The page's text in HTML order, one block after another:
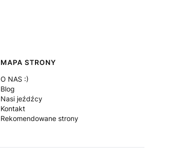
MAPA STRONY
O NAS :)
Blog
Nasi jeźdźcy
Kontakt
Rekomendowane strony